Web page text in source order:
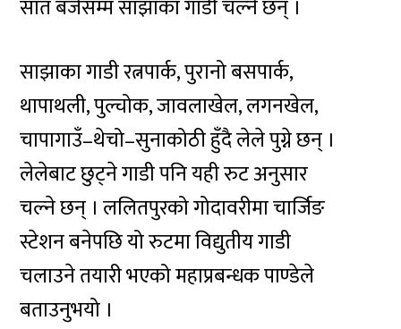
सात बजेसम्म साझाका गाडी चल्ने छन् ।
साझाका गाडी रत्नपार्क, पुरानो बसपार्क,
थापाथली, पुल्चोक, जावलाखेल, लगनखेल,
चापागाउँ–थेचो–सुनाकोठी हुँदै लेले पुग्ने छन् ।
लेलेबाट छुट्ने गाडी पनि यही रुट अनुसार
चल्ने छन् । ललितपुरको गोदावरीमा चार्जिङ
स्टेशन बनेपछि यो रुटमा विद्युतीय गाडी
चलाउने तयारी भएको महाप्रबन्धक पाण्डेले
बताउनुभयो ।